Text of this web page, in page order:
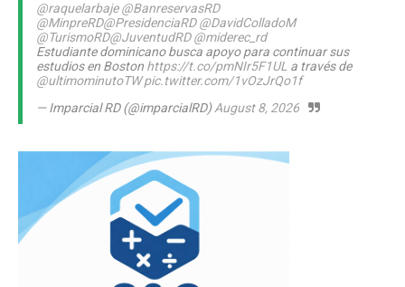
@raquelarbaje @BanreservasRD
@MinpreRD@PresidenciaRD @DavidColladoM
@TurismoRD@JuventudRD @miderec_rd
Estudiante dominicano busca apoyo para continuar sus
estudios en Boston https://t.co/pmNIr5F1UL a través de
@ultimominutoTW pic.twitter.com/1vOzJrQo1f
— Imparcial RD (@imparcialRD)August 8, 2026